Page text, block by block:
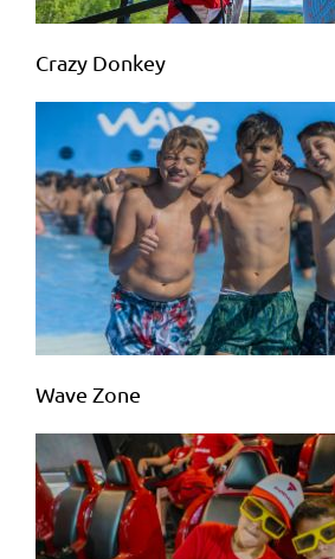
Crazy Donkey
Wave Zone